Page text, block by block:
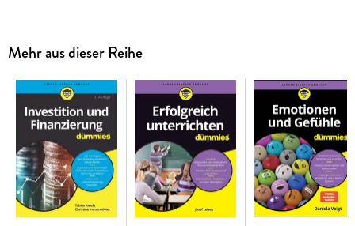
gegebenenfalls Unterstützung erhält und welche
Informationsquellen unerlässlich sind.
Inhaltsverzeichnis
Über die Autorinnen 7
Einführung 23
Teil I: Was der Betriebsrat kann und darf 29
Kapitel 1: Betriebsrat - wozu eigentlich? 31
Kapitel 2: Betriebsrat und andere Gremien 45
Mehr aus dieser Reihe